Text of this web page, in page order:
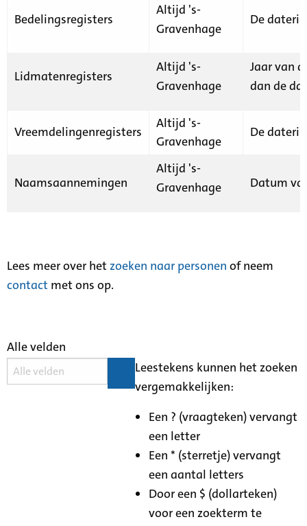
Bedelingsregisters
Altijd 's-
Gravenhage
De
Lidmatenregisters
Altijd 's-
Gravenhage
Jaar van
dan de
Vreemdelingenregisters
Altijd 's-
Gravenhage
De
Naamsaannemingen
Altijd 's-
Gravenhage
Datum
Lees meer over het zoeken naar personen of neem
contact met ons op.
Alle velden
Leestekens kunnen het zoeken
vergemakkelijken:
Een ? (vraagteken) vervangt
een letter
Een * (sterretje) vervangt
een aantal letters
Door een $ (dollarteken)
voor een zoekterm te